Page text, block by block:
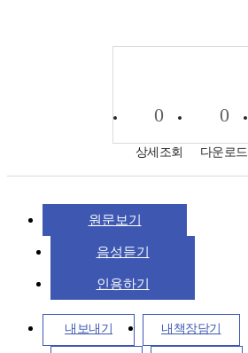
0
상세조회
0
다운로드
원문보기
음성듣기
인용하기
내보내기 내책장담기